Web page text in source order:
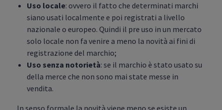
Uso locale: ovvero il fatto che determinati marchi
siano usati localmente e poi registrati a livello
nazionale o europeo. Quindi il pre uso in un mercato
solo locale non fa venire a meno la novità ai fini di
registrazione del marchio;
Uso senza notorietà: se il marchio è stato usato su
della merce che non sono mai state messe in
vendita.